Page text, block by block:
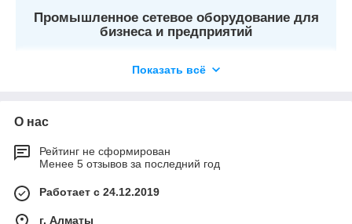
Промышленное сетевое оборудование для
бизнеса и предприятий
промышленных сетей передачи данных, Wi-Fi, LTE/5G и IoT.
В каталоге представлены:
маршрутизаторы Teltonika;
Показать всё
О нас
Рейтинг не сформирован
Менее 5 отзывов за последний год
Работает с 24.12.2019
г. Алматы